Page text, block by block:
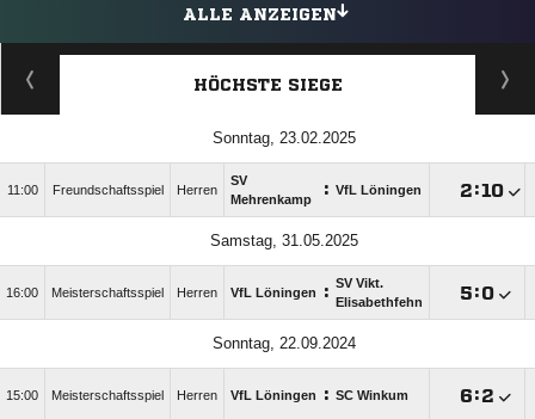
ALLE ANZEIGEN
HÖCHSTE SIEGE
Sonntag, 23.02.2025
11:00 Freundschaftsspiel Herren
SV
Mehrenkamp
: VfL Löningen :
Samstag, 31.05.2025
16:00 Meisterschaftsspiel Herren VfL Löningen : SV Vikt.
Elisabethfehn
:
Sonntag, 22.09.2024
15:00 Meisterschaftsspiel Herren VfL Löningen : SC Winkum :